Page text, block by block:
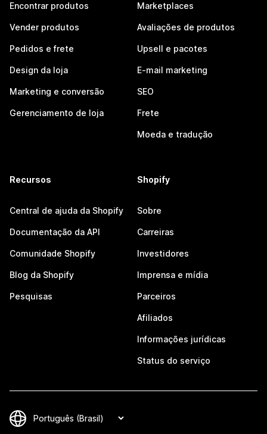
Encontrar produtos
Vender produtos
Pedidos e frete
Design da loja
Marketing e conversão
Gerenciamento de loja
Marketplaces
Avaliações de produtos
Upsell e pacotes
E-mail marketing
SEO
Frete
Moeda e tradução
Recursos
Central de ajuda da Shopify
Documentação da API
Comunidade Shopify
Blog da Shopify
Pesquisas
Shopify
Sobre
Carreiras
Investidores
Imprensa e mídia
Parceiros
Afiliados
Informações jurídicas
Status do serviço